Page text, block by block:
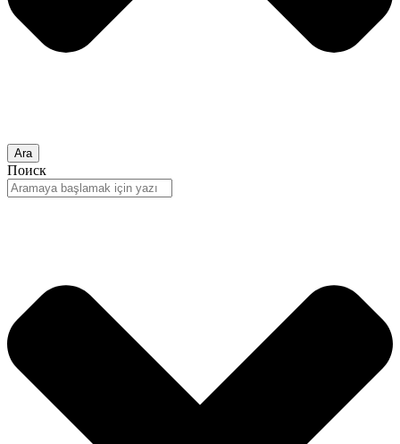
Ara
Поиск